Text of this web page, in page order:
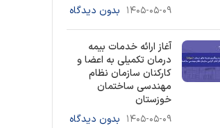
۱۴۰۵-۰۵-۰۹ بدون دیدگاه
آغاز ارائه خدمات بیمه
درمان تکمیلی به اعضا و
کارکنان سازمان نظام
مهندسی ساختمان
خوزستان
۱۴۰۵-۰۵-۰۹ بدون دیدگاه